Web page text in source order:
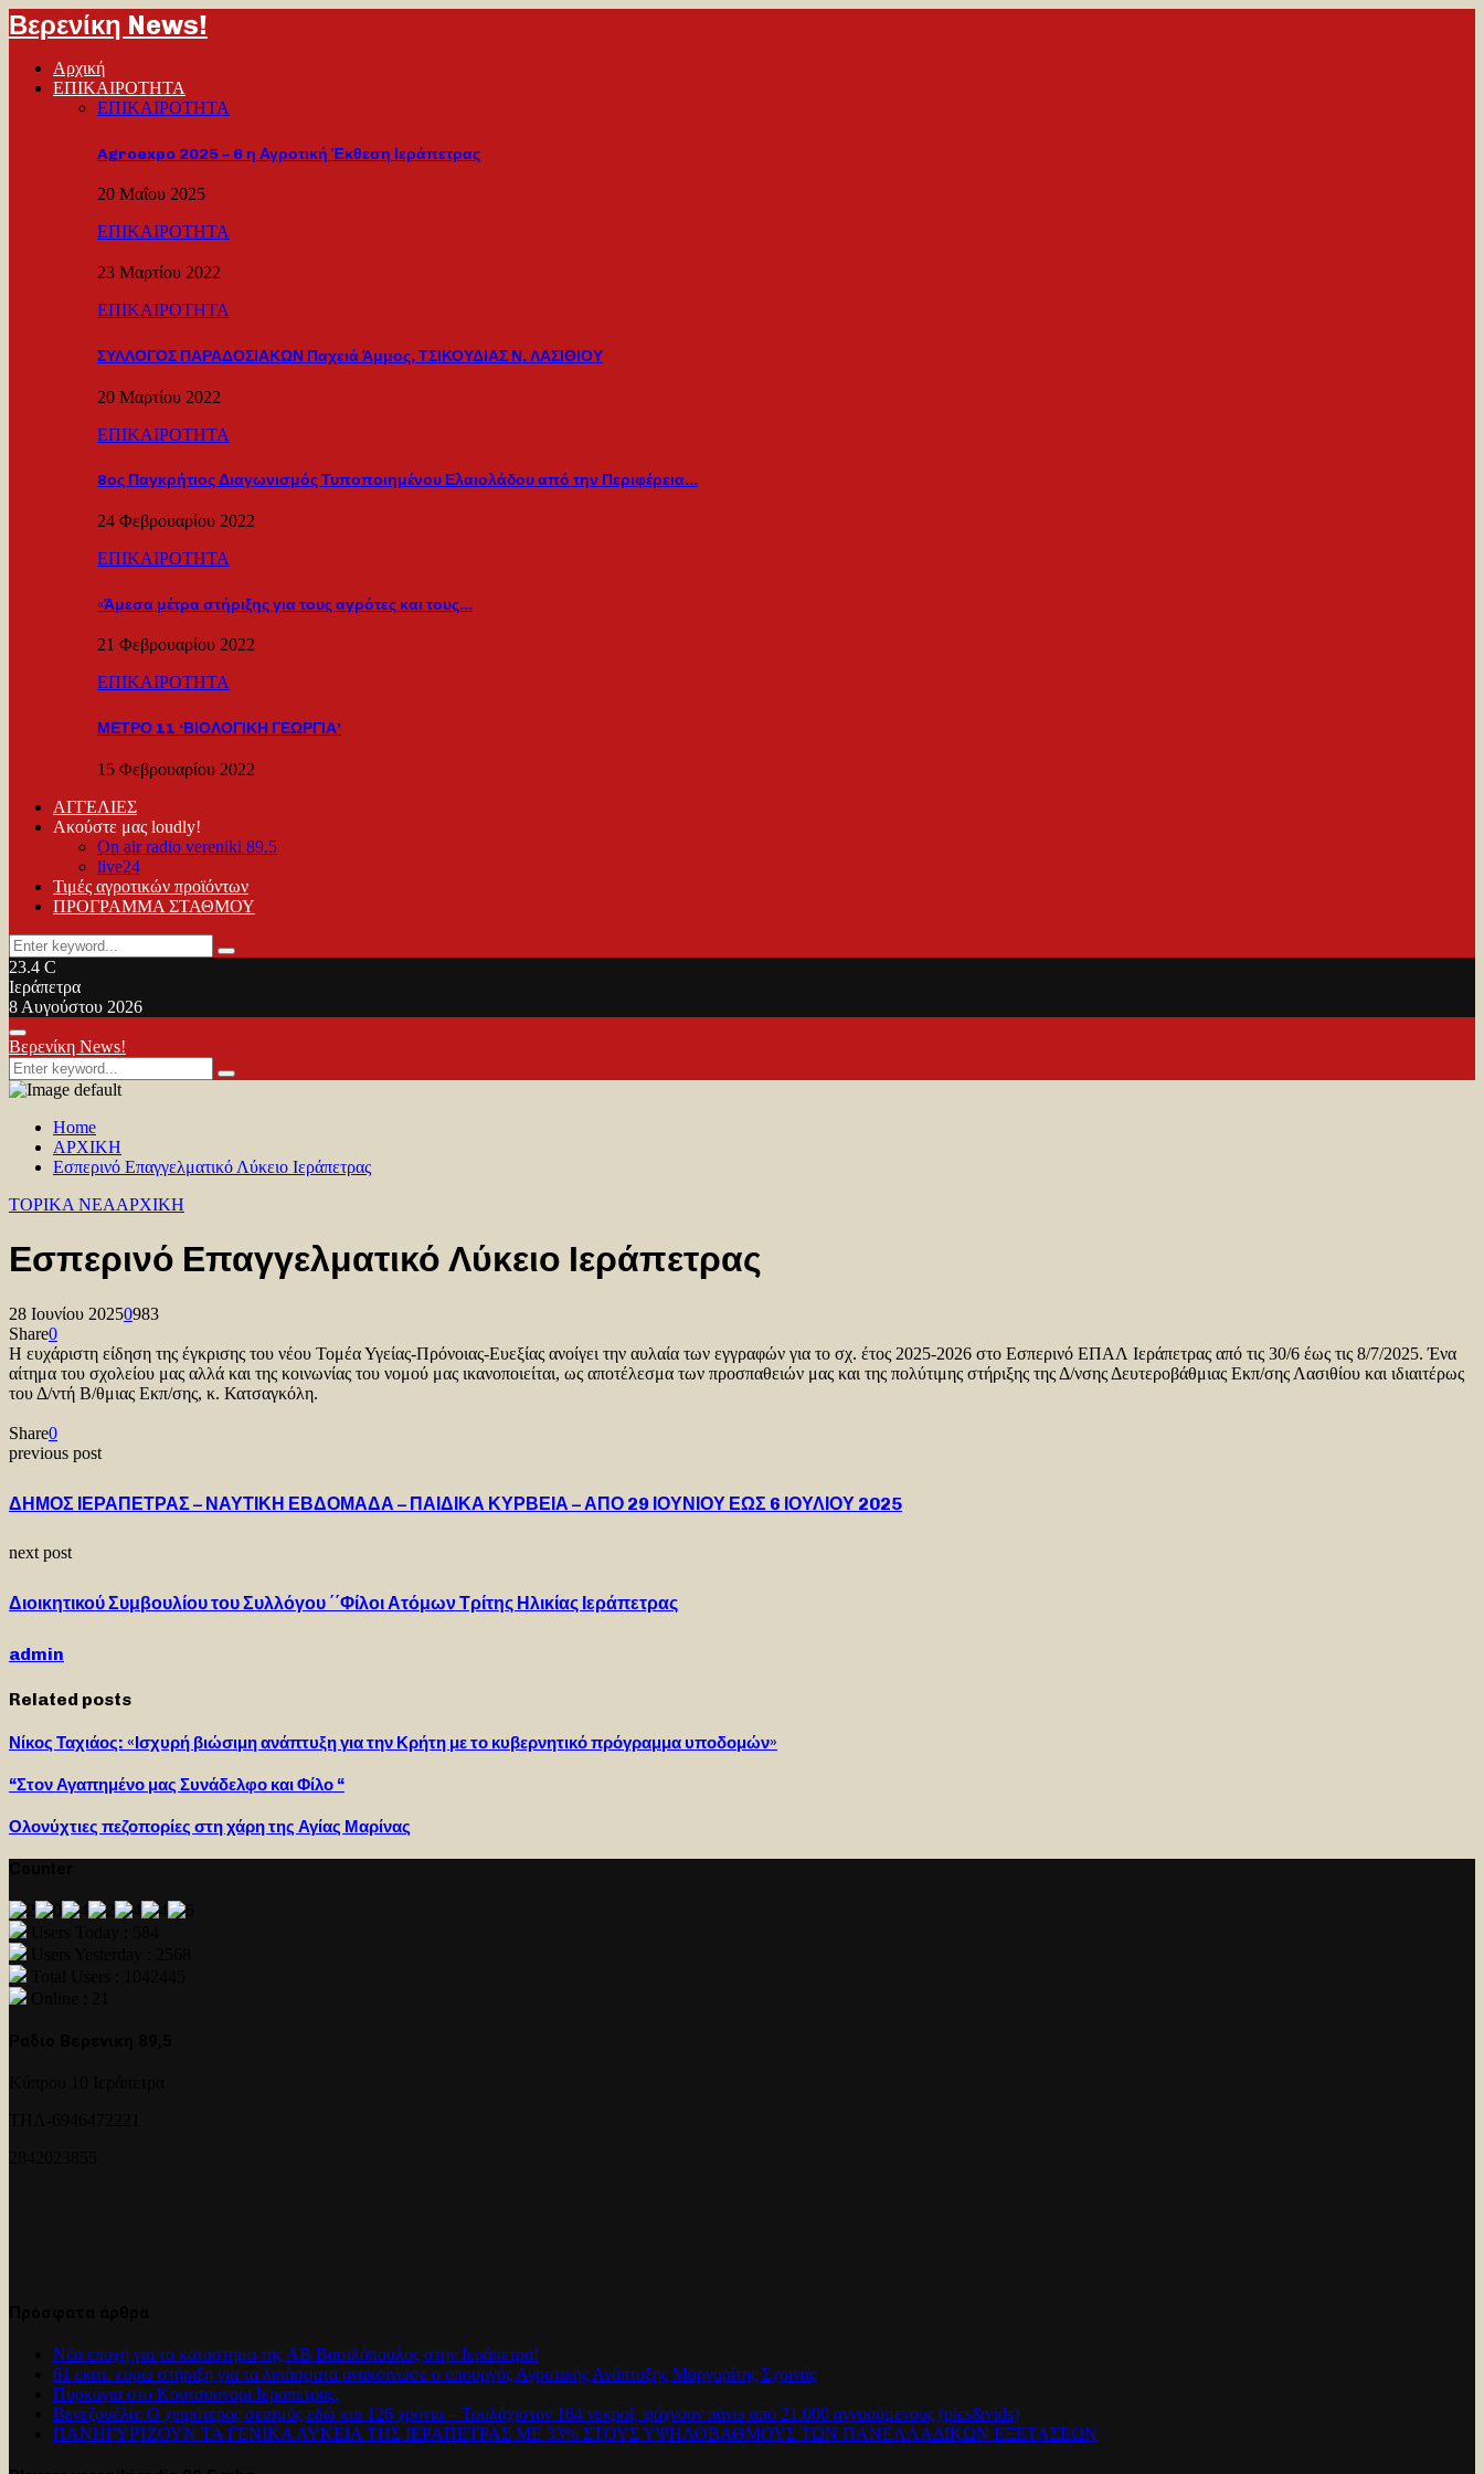
Βερενίκη News!
Αρχική
ΕΠΙΚΑΙΡΟΤΗΤΑ
ΕΠΙΚΑΙΡΟΤΗΤΑ
Agroexpo 2025 – 6 η Αγροτική Έκθεση Ιεράπετρας
20 Μαΐου 2025
ΕΠΙΚΑΙΡΟΤΗΤΑ
23 Μαρτίου 2022
ΕΠΙΚΑΙΡΟΤΗΤΑ
ΣΥΛΛΟΓΟΣ ΠΑΡΑΔΟΣΙΑΚΩΝ Παχειά Άμμος, ΤΣΙΚΟΥΔΙΑΣ Ν. ΛΑΣΙΘΙΟΥ
20 Μαρτίου 2022
ΕΠΙΚΑΙΡΟΤΗΤΑ
8ος Παγκρήτιος Διαγωνισμός Τυποποιημένου Ελαιολάδου από την Περιφέρεια…
24 Φεβρουαρίου 2022
ΕΠΙΚΑΙΡΟΤΗΤΑ
«Άμεσα μέτρα στήριξης για τους αγρότες και τους…
21 Φεβρουαρίου 2022
ΕΠΙΚΑΙΡΟΤΗΤΑ
ΜΕΤΡΟ 11 ‘ΒΙΟΛΟΓΙΚΗ ΓΕΩΡΓΙΑ’
15 Φεβρουαρίου 2022
ΑΓΓΕΛΙΕΣ
Ακούστε μας loudly!
On air radio vereniki 89.5
live24
Τιμές αγροτικών προϊόντων
ΠΡΟΓΡΑΜΜΑ ΣΤΑΘΜΟΥ
Search
for:
Search
23.4 C
Ιεράπετρα
8 Αυγούστου 2026
Facebook
Twitter
Youtube
Primary
Menu
Βερενίκη News!
Search
for:
Search
Home
ΑΡΧΙΚΗ
Εσπερινό Επαγγελματικό Λύκειο Ιεράπετρας
TOPIKA NEAΑΡΧΙΚΗ
Εσπερινό Επαγγελματικό Λύκειο Ιεράπετρας
28 Ιουνίου 20250983
Share0
Η ευχάριστη είδηση της έγκρισης του νέου Τομέα Υγείας-Πρόνοιας-Ευεξίας ανοίγει την αυλαία των εγγραφών για το σχ. έτος 2025-2026 στο Εσπερινό ΕΠΑΛ Ιεράπετρας από τις 30/6 έως τις 8/7/2025. Ένα
αίτημα του σχολείου μας αλλά και της κοινωνίας του νομού μας ικανοποιείται, ως αποτέλεσμα των προσπαθειών μας και της πολύτιμης στήριξης της Δ/νσης Δευτεροβάθμιας Εκπ/σης Λασιθίου και ιδιαιτέρως
του Δ/ντή Β/θμιας Εκπ/σης, κ. Κατσαγκόλη.
Share0
previous post
ΔΗΜΟΣ ΙΕΡΑΠΕΤΡΑΣ – ΝΑΥΤΙΚΗ ΕΒΔΟΜΑΔΑ – ΠΑΙΔΙΚΑ ΚΥΡΒΕΙΑ – ΑΠΟ 29 ΙΟΥΝΙΟΥ ΕΩΣ 6 ΙΟΥΛΙΟΥ 2025
next post
Διοικητικού Συμβουλίου του Συλλόγου ΄΄Φίλοι Ατόμων Τρίτης Ηλικίας Ιεράπετρας
admin
Related posts
Νίκος Ταχιάος: «Ισχυρή βιώσιμη ανάπτυξη για την Κρήτη με το κυβερνητικό πρόγραμμα υποδομών»
“Στον Αγαπημένο μας Συνάδελφο και Φίλο “
Ολονύχτιες πεζοπορίες στη χάρη της Αγίας Μαρίνας
Νέα εποχή για το καταστημα της ΑΒ Βασιλόπουλος στην Ιεράπετρα!
61 εκατ. ευρώ στήριξη για τα λιπάσματα ανακοίνωσε ο υπουργός Αγροτικής Ανάπτυξης Μαργαρίτης Σχοινάς
Πυρκαγια στο Κουτσουναρι Ιεραπετρας.
Βενεζουέλα: Ο χειρότερος σεισμός εδώ και 126 χρόνια – Τουλάχιστον 164 νεκροί, ψάχνουν πάνω από 21.000 αγνοούμενους (pics&vids)
ΠΑΝΗΓΥΡΊΖΟΥΝ ΤΑ ΓΕΝΙΚΑ ΛΥΚΕΙΑ ΤΗΣ ΙΕΡΑΠΕΤΡΑΣ ΜΕ 33% ΣΤΟΥΣ ΥΨΗΛΟΒΑΘΜΟΥΣ ΤΩΝ ΠΑΝΕΛΛΑΔΙΚΩΝ ΕΞΕΤΑΣΕΩΝ